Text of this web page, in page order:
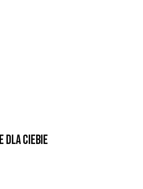
dla Ciebie